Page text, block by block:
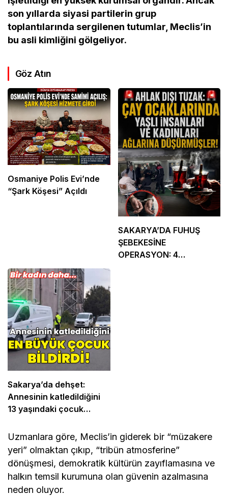
son yıllarda siyasi partilerin grup
toplantılarında sergilenen tutumlar, Meclis’in
bu asli kimliğini gölgeliyor.
Göz Atın
Osmaniye Polis Evi’nde
“Şark Köşesi” Açıldı
SAKARYA’DA FUHUŞ
ŞEBEKESİNE
OPERASYON: 4
Sakarya’da dehşet:
Annesinin katledildiğini
13 yaşındaki çocuk
Uzmanlara göre, Meclis’in giderek bir “müzakere
yeri” olmaktan çıkıp, “tribün atmosferine”
dönüşmesi, demokratik kültürün zayıflamasına ve
halkın temsil kurumuna olan güvenin azalmasına
neden oluyor.